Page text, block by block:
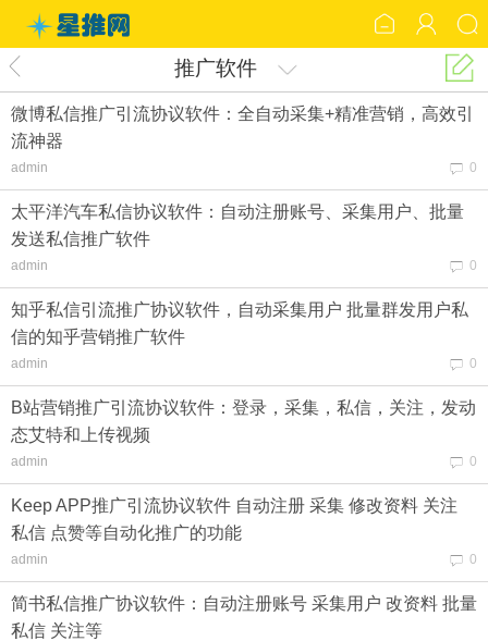
推广软件
0
微博私信推广引流协议软件：全自动采集+精准营销，高效引
流神器
admin
0
太平洋汽车私信协议软件：自动注册账号、采集用户、批量
发送私信推广软件
admin
0
知乎私信引流推广协议软件，自动采集用户 批量群发用户私
信的知乎营销推广软件
admin
0
B站营销推广引流协议软件：登录，采集，私信，关注，发动
态艾特和上传视频
admin
0
Keep APP推广引流协议软件 自动注册 采集 修改资料 关注
私信 点赞等自动化推广的功能
admin
简书私信推广协议软件：自动注册账号 采集用户 改资料 批量
私信 关注等